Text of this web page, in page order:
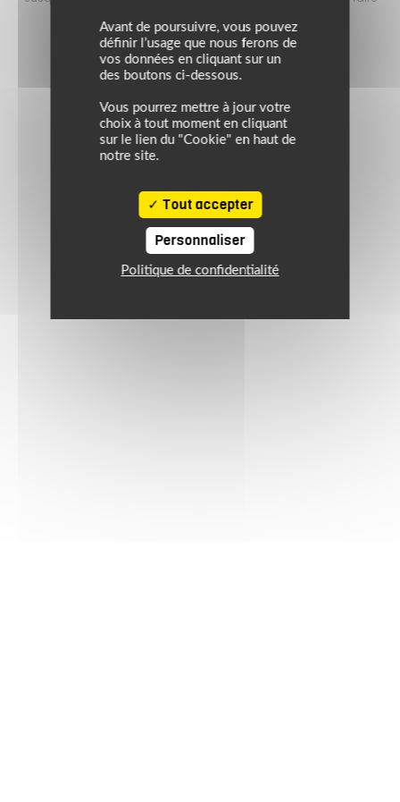
Avant de poursuivre, vous pouvez
définir l’usage que nous ferons de
vos données en cliquant sur un
des boutons ci-dessous.
Vous pourrez mettre à jour votre
choix à tout moment en cliquant
sur le lien du "Cookie" en haut de
notre site.
Tout accepter
Personnaliser
Politique de confidentialité